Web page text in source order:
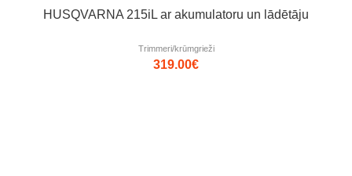
HUSQVARNA 215iL ar akumulatoru un lādētāju
Trimmeri/krūmgrieži
319.00€